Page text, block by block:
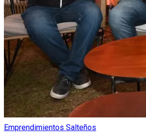
Emprendimientos Salteños